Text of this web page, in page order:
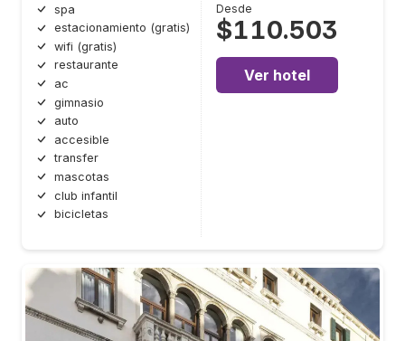
spa
estacionamiento (gratis)
wifi (gratis)
restaurante
ac
gimnasio
auto
accesible
transfer
mascotas
club infantil
bicicletas
Desde
$110.503
Ver hotel